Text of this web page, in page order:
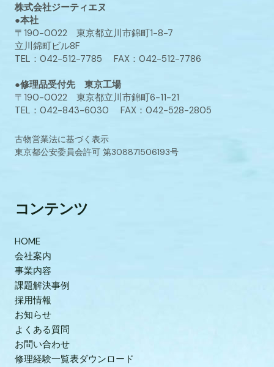
株式会社ジーティエヌ
●本社
〒190-0022 東京都立川市錦町1-8-7
立川錦町ビル8F
TEL：042-512-7785 FAX：042-512-7786
●修理品受付先 東京工場
〒190-0022 東京都立川市錦町6-11-21
TEL：042-843-6030 FAX：042-528-2805
古物営業法に基づく表示
東京都公安委員会許可 第308871506193号
コンテンツ
HOME
会社案内
事業内容
課題解決事例
採用情報
お知らせ
よくある質問
お問い合わせ
修理経験一覧表ダウンロード